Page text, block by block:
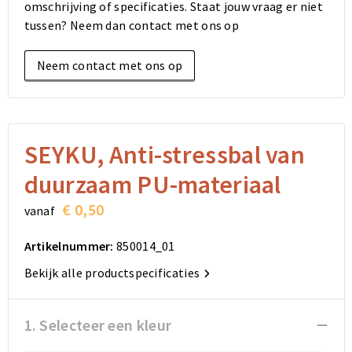
Elektronica, Gadgets en USB
Sleutelhangers en Lanyards
Anti-stress
Lampen en Gereedschap
Aanstekers
Snoepgoed
Sinterklaas
Reistassensets
Goodiebags
Golftassen
Opvouwbare tassen
Autotassen
Matrozentassen
Schoudertassen
Rugzakken
Accessoires voor tassen
Bodywarmers
Kleding sets
Reistassensets
Goodiebags
Golftassen
Opvouwbare tassen
Autotassen
Matrozentassen
Schoudertassen
Rugzakken
Accessoires voor tassen
Overhemden
Jassen
Broeken en Rokken
Schoenen
omschrijving of specificaties. Staat jouw vraag er niet
tussen? Neem dan contact met ons op
Neem contact met ons op
SEYKU, Anti-stressbal van
duurzaam PU-materiaal
vanaf € 0,50
Artikelnummer: 850014_01
Bekijk alle productspecificaties
1. Selecteer een kleur